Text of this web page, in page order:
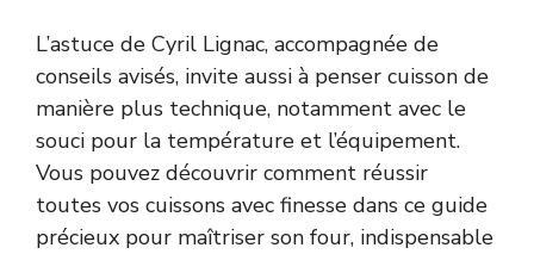
L’astuce de Cyril Lignac, accompagnée de
conseils avisés, invite aussi à penser cuisson de
manière plus technique, notamment avec le
souci pour la température et l’équipement.
Vous pouvez découvrir comment réussir
toutes vos cuissons avec finesse dans ce guide
précieux pour maîtriser son four, indispensable